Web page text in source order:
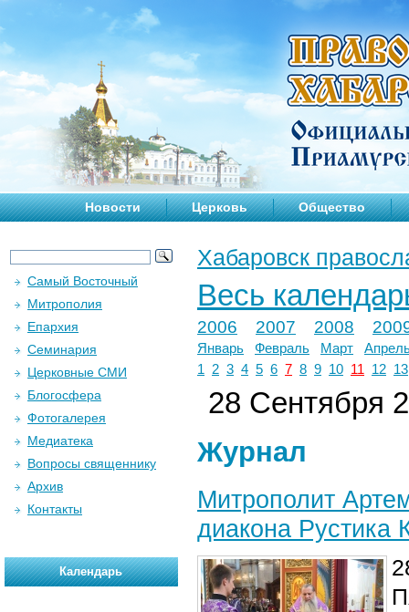
Новости Церковь Общество
Хабаровск
Весь
2006 2007 2008
Январь Февраль Март
1
2 3 4 5 6 7 8 9 10 11 12 13
28 Сентября
Журнал
Митрополит
диакона Рустика
Самый Восточный
Митрополия
Епархия
Семинария
Церковные СМИ
Блогосфера
Фотогалерея
Медиатека
Вопросы священнику
Архив
Контакты
Календарь